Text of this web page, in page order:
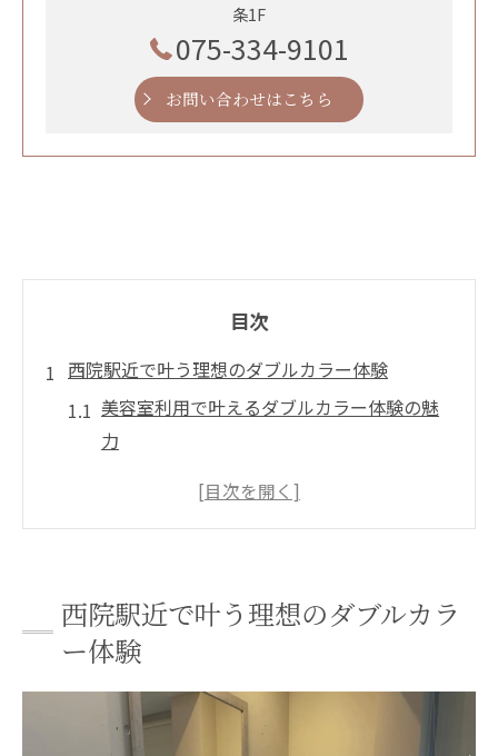
条1F
075-334-9101
お問い合わせはこちら
目次
西院駅近で叶う理想のダブルカラー体験
美容室利用で叶えるダブルカラー体験の魅
力
西院駅近くの美容室で安心の施術を受ける
美容室選びで仕上がりと満足度が変わる理
由
ショートヘアの発色を高める美容室選び
美容室でショートヘアの発色が変わる理由
西院駅近で叶う理想のダブルカラ
ー体験